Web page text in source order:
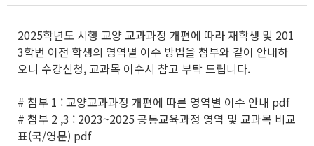
2025학년도 시행 교양 교과과정 개편에 따라 재학생 및 201
3학번 이전 학생의 영역별 이수 방법을 첨부와 같이 안내하
오니 수강신청, 교과목 이수시 참고 부탁 드립니다.
# 첨부 1 : 교양교과과정 개편에 따른 영역별 이수 안내 pdf
# 첨부 2 ,3 : 2023~2025 공통교육과정 영역 및 교과목 비교
표(국/영문) pdf